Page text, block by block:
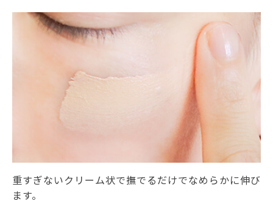
重すぎないクリーム状で撫でるだけでなめらかに伸び
ます。